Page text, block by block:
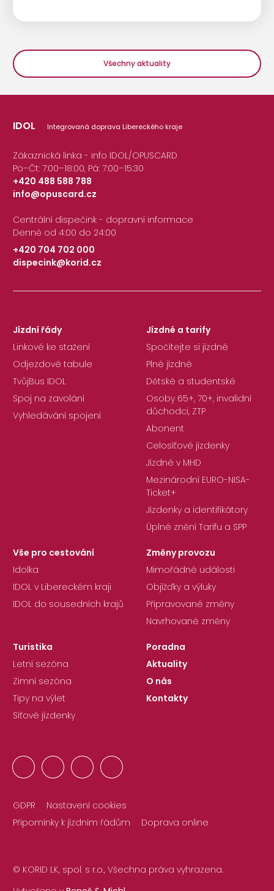
Všechny aktuality
IDOL Integrovaná doprava Libereckého kraje
Zákaznická linka - info IDOL/OPUSCARD
Po–Čt: 7:00–18:00, Pá: 7:00–15:30
+420 488 588 788
|
info@opuscard.cz
Centrální dispečink - dopravní informace
Denně od 4:00 do 24:00
+420 704 702 000
|
dispecink@korid.cz
Jízdní řády
Linkové ke stažení
Odjezdové tabule
TvůjBus IDOL
Spoj na zavolání
Vyhledávání spojení
Jízdné a tarify
Spočítejte si jízdné
Plné jízdné
Dětské a studentské
Osoby 65+, 70+, invalidní
důchodci, ZTP
Abonent
Celosíťové jízdenky
Jízdné v MHD
Mezinárodní EURO-NISA-
Ticket+
Jízdenky a identifikátory
Úplné znění Tarifu a SPP
Vše pro cestování
Idolka
IDOL v Libereckém kraji
IDOL do sousedních krajů
Změny provozu
Mimořádné události
Objížďky a výluky
Připravované změny
Navrhované změny
Turistika
Letní sezóna
Zimní sezóna
Tipy na výlet
Síťové jízdenky
Poradna
Aktuality
O nás
Kontakty
GDPR
Nastavení cookies
Připomínky k jízdním řádům
Doprava online
© KORID LK, spol. s r.o., Všechna práva vyhrazena.